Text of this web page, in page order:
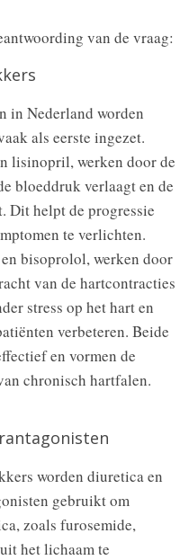
van de vraag:
in Nederland worden
als eerste ingezet.
lisinopril, werken door de
bloeddruk verlaagt en de
Dit helpt de progressie
te verlichten.
bisoprolol, werken door
van de hartcontracties
stress op het hart en
verbeteren. Beide
en vormen de
chronisch hartfalen.
worden diuretica en
gebruikt om
zoals furosemide,
het lichaam te